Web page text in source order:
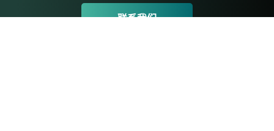
联系我们